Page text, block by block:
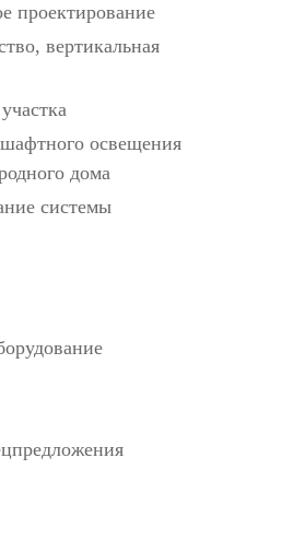
проектирование
вертикальная
освещения
дома
системы